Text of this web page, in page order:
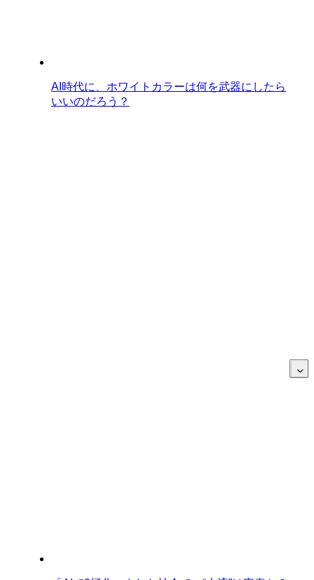
AI時代に、ホワイトカラーは何を武器にしたら
いいのだろう？